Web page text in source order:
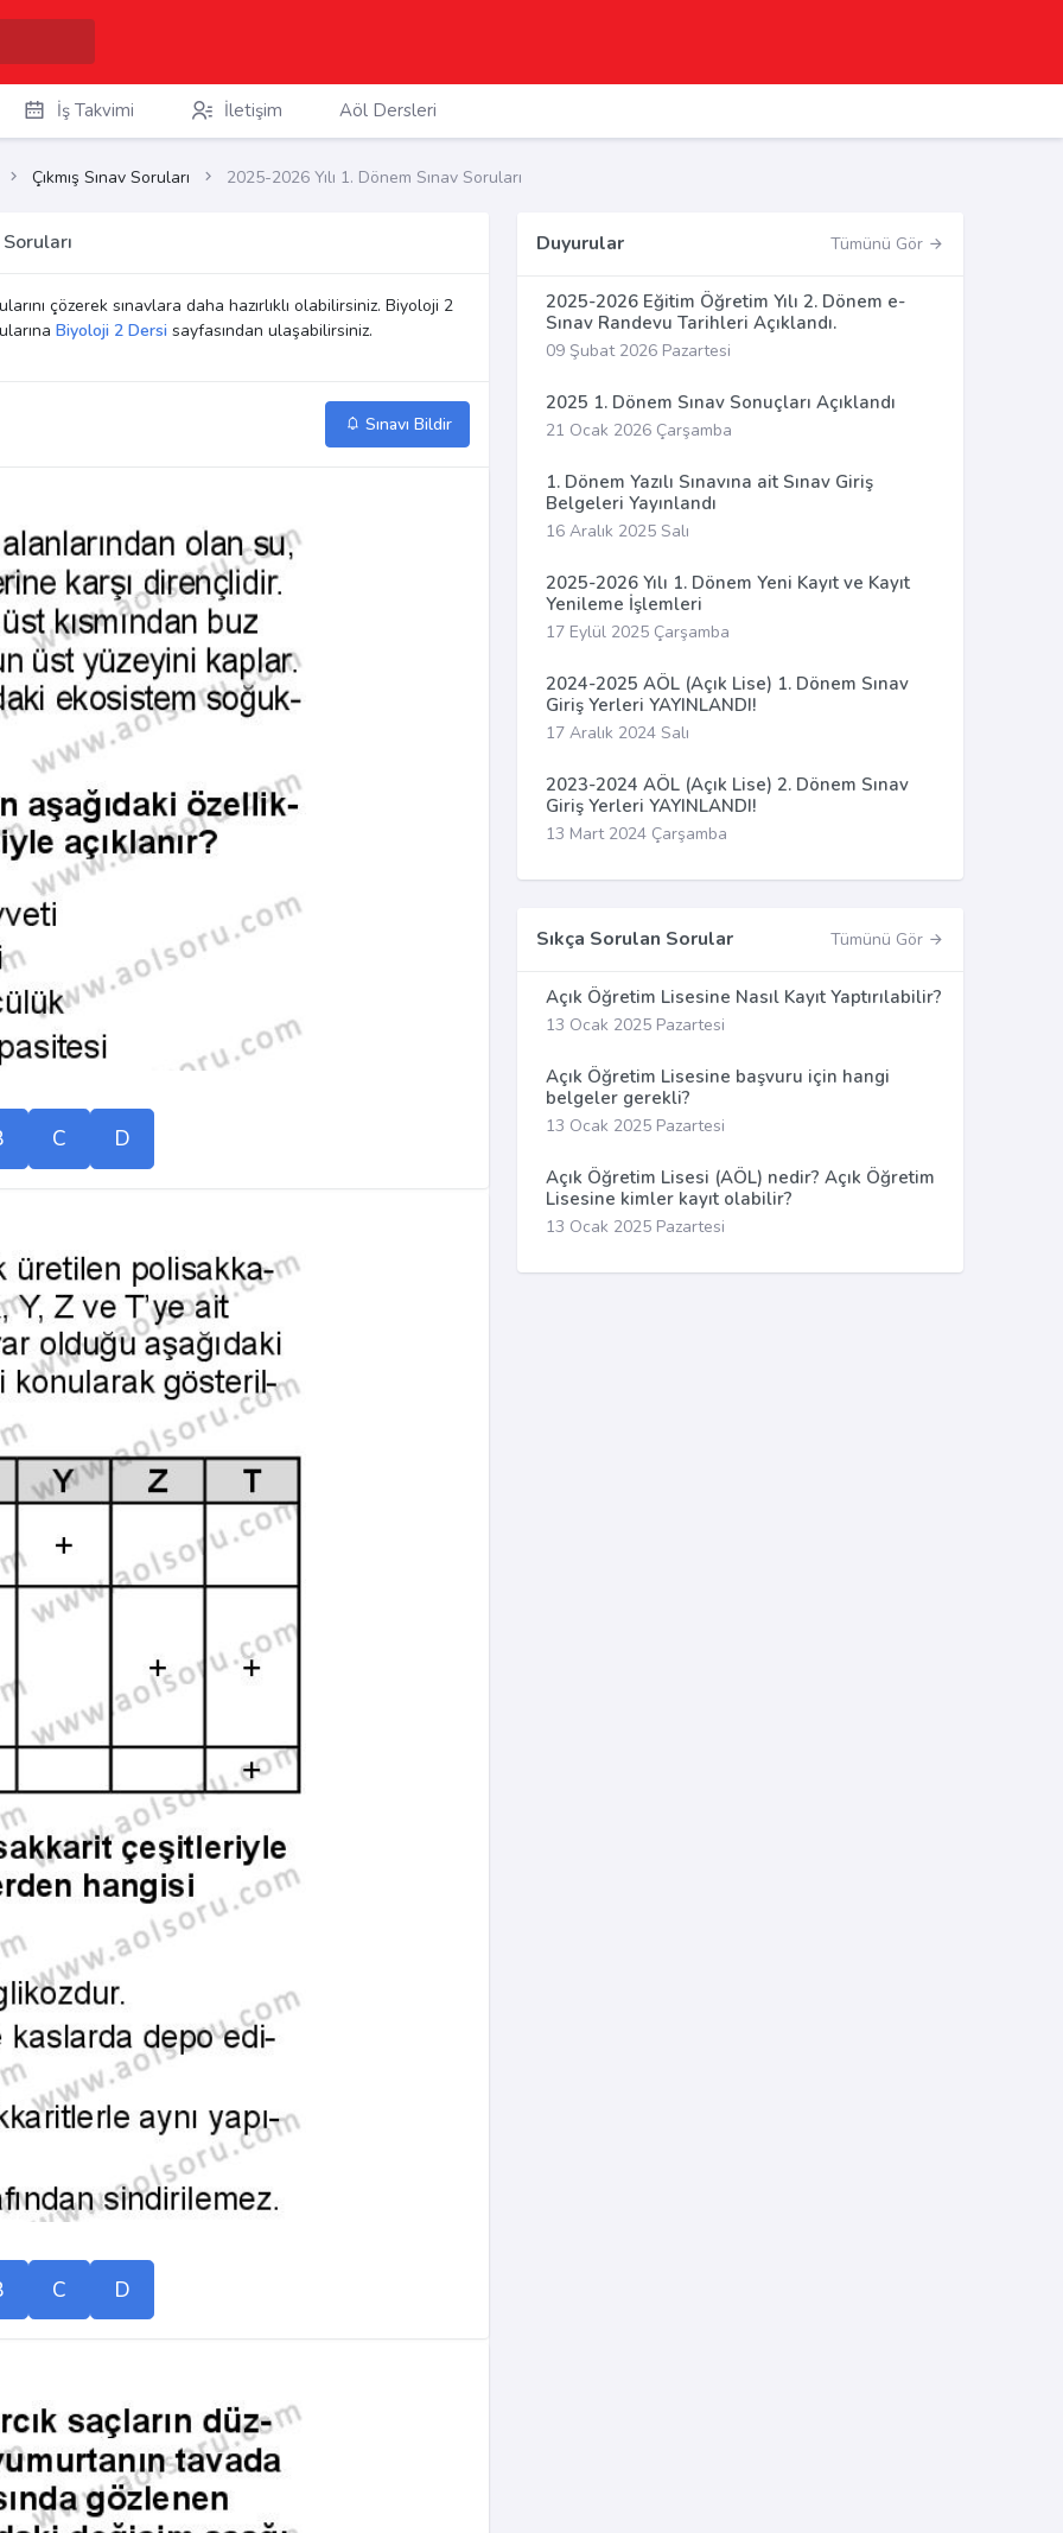
İş Takvimi İletişim Aöl Dersleri
Çıkmış Sınav Soruları 2025-2026 Yılı 1. Dönem Sınav Soruları
çözerek sınavlara daha hazırlıklı olabilirsiniz. Biyoloji 2
Biyoloji 2 Dersi sayfasından ulaşabilirsiniz.
Sınavı Bildir
C D
C D
Duyurular Tümünü Gör
2025-2026 Eğitim Öğretim Yılı 2. Dönem e-
Sınav Randevu Tarihleri Açıklandı.
09 Şubat 2026 Pazartesi
2025 1. Dönem Sınav Sonuçları Açıklandı
21 Ocak 2026 Çarşamba
1. Dönem Yazılı Sınavına ait Sınav Giriş
Belgeleri Yayınlandı
16 Aralık 2025 Salı
2025-2026 Yılı 1. Dönem Yeni Kayıt ve Kayıt
Yenileme İşlemleri
17 Eylül 2025 Çarşamba
2024-2025 AÖL (Açık Lise) 1. Dönem Sınav
Giriş Yerleri YAYINLANDI!
17 Aralık 2024 Salı
2023-2024 AÖL (Açık Lise) 2. Dönem Sınav
Giriş Yerleri YAYINLANDI!
13 Mart 2024 Çarşamba
Sıkça Sorulan Sorular Tümünü Gör
Açık Öğretim Lisesine Nasıl Kayıt Yaptırılabilir?
13 Ocak 2025 Pazartesi
Açık Öğretim Lisesine başvuru için hangi
belgeler gerekli?
13 Ocak 2025 Pazartesi
Açık Öğretim Lisesi (AÖL) nedir? Açık Öğretim
Lisesine kimler kayıt olabilir?
13 Ocak 2025 Pazartesi